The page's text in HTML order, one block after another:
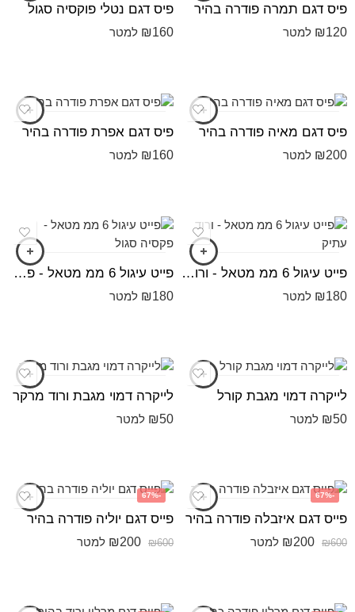
פיס דגם תמרה פודרה בהיר
₪120 למטר
פיס דגם נטלי פוקסיה סגול
₪160 למטר
פיס דגם מאיה פודרה בהיר
₪200 למטר
פיס דגם אפרת פודרה בהיר
₪160 למטר
פייט עיגול 6 ממ מטאל - ורוד עתיק
₪180 למטר
פייט עיגול 6 ממ מטאל - פקסיה סגול
₪180 למטר
לייקרה דמוי מגבת קורל
₪50 למטר
לייקרה דמוי מגבת ורוד מרקר
₪50 למטר
-67%
פייס דגם איזבלה פודרה בהיר
₪600
₪200 למטר
-67%
פייס דגם יוליה פודרה בהיר
₪600
₪200 למטר